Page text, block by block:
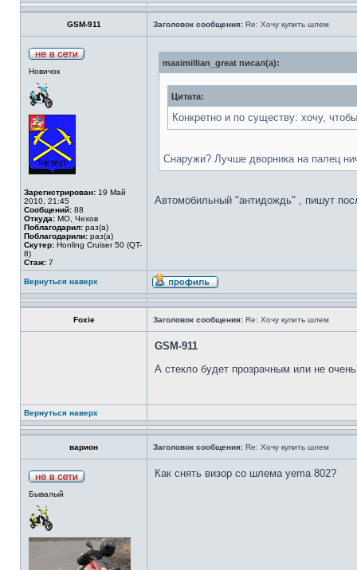
GSM-911 Заголовок сообщения: Re: Хочу купить шлем
Новичок
Зарегистрирован: 19 Май
2010, 21:45
Сообщений: 88
Откуда: МО, Чехов
Поблагодарил: раз(а)
Поблагодарили: раз(а)
Скутер: Honling Cruiser 50 (QT-
8)
Стаж: 7
maximillian_great писал(а):
Цитата:
Конкретно и по существу: хочу,
Снаружи? Лучше дворника на палец
Автомобильный "антидождь" , пишут
Вернуться наверх
Foxie Заголовок сообщения: Re: Хочу купить шлем
GSM-911
А стекло будет прозрачным или не
Вернуться наверх
варион Заголовок сообщения: Re: Хочу купить шлем
Бывалый
Как снять визор со шлема yema 802?